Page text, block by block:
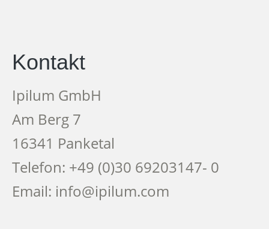
Kontakt
Ipilum GmbH
Am Berg 7
16341 Panketal
Telefon: +49 (0)30 69203147- 0
Email: info@ipilum.com